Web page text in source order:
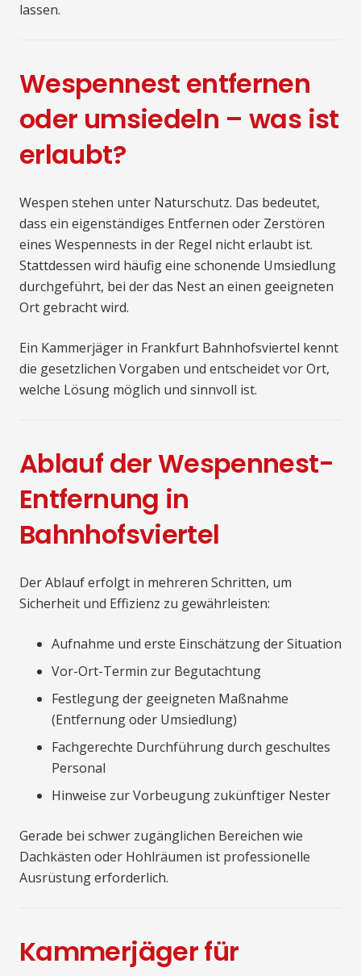
lassen.
Wespennest entfernen
oder umsiedeln – was ist
erlaubt?
Wespen stehen unter Naturschutz. Das bedeutet,
dass ein eigenständiges Entfernen oder Zerstören
eines Wespennests in der Regel nicht erlaubt ist.
Stattdessen wird häufig eine schonende Umsiedlung
durchgeführt, bei der das Nest an einen geeigneten
Ort gebracht wird.
Ein Kammerjäger in Frankfurt Bahnhofsviertel kennt
die gesetzlichen Vorgaben und entscheidet vor Ort,
welche Lösung möglich und sinnvoll ist.
Ablauf der Wespennest-
Entfernung in
Bahnhofsviertel
Der Ablauf erfolgt in mehreren Schritten, um
Sicherheit und Effizienz zu gewährleisten:
Aufnahme und erste Einschätzung der Situation
Vor-Ort-Termin zur Begutachtung
Festlegung der geeigneten Maßnahme
(Entfernung oder Umsiedlung)
Fachgerechte Durchführung durch geschultes
Personal
Hinweise zur Vorbeugung zukünftiger Nester
Gerade bei schwer zugänglichen Bereichen wie
Dachkästen oder Hohlräumen ist professionelle
Ausrüstung erforderlich.
Kammerjäger für